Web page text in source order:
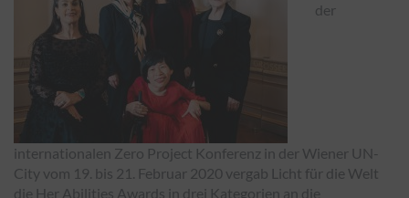
der
internationalen Zero Project Konferenz in der Wiener UN-
City vom 19. bis 21. Februar 2020 vergab Licht für die Welt
die Her Abilities Awards in drei Kategorien an die